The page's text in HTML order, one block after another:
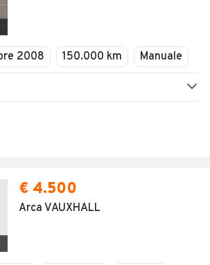
2008 150.000 km Manuale
€ 4.500
Arca VAUXHALL